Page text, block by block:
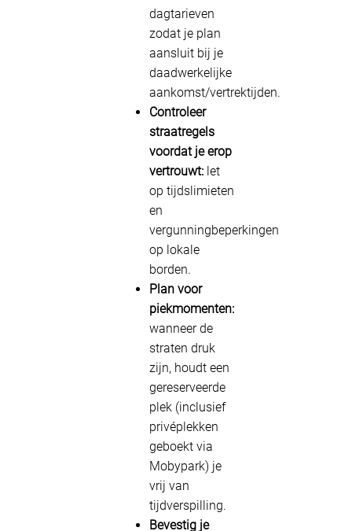
dagtarieven
zodat je plan
aansluit bij je
daadwerkelijke
aankomst/vertrektijden.
Controleer
straatregels
voordat je erop
vertrouwt: let
op tijdslimieten
en
vergunningbeperkingen
op lokale
borden.
Plan voor
piekmomenten:
wanneer de
straten druk
zijn, houdt een
gereserveerde
plek (inclusief
privéplekken
geboekt via
Mobypark) je
vrij van
tijdverspilling.
Bevestig je